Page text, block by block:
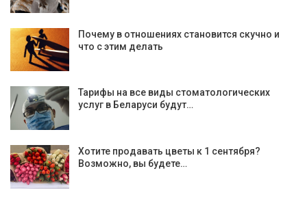
Почему в отношениях становится скучно и
что с этим делать
Тарифы на все виды стоматологических
услуг в Беларуси будут…
Хотите продавать цветы к 1 сентября?
Возможно, вы будете…